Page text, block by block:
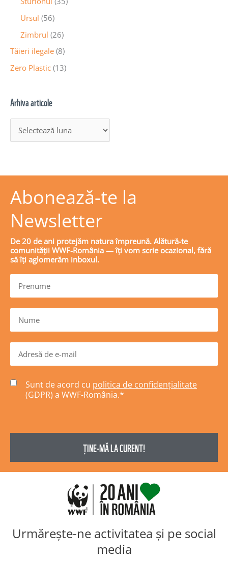
Ursul (56)
Zimbrul (26)
Tăieri ilegale (8)
Zero Plastic (13)
Arhiva articole
Abonează-te la
Newsletter
De 20 de ani protejăm natura împreună. Alătură-te
comunității WWF-România — îți vom scrie ocazional, fără
să îți aglomerăm inboxul.
Sunt de acord cu politica de confidențialitate
(GDPR) a WWF-România.*
Urmărește-ne activitatea și pe social
media